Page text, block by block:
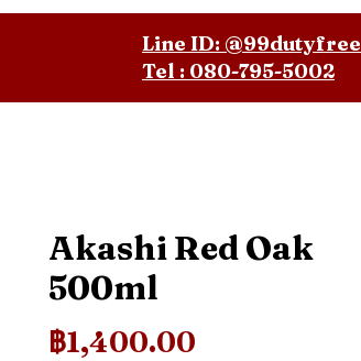
Line ID: @99dutyfree
Tel : 080-795-5002
Akashi Red Oak
500ml
฿1,400.00